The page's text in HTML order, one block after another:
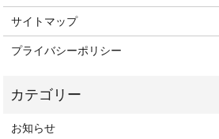
サイトマップ
プライバシーポリシー
お知らせ